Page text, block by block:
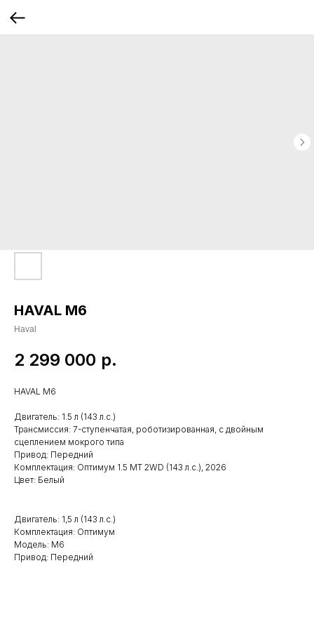
HAVAL М6
Haval
2 299 000 р.
HAVAL M6
Двигатель: 1.5 л (143 л.с.)
Трансмиссия: 7-ступенчатая, роботизированная, с двойным
сцеплением мокрого типа
Привод: Передний
Комплектация: Оптимум 1.5 MT 2WD (143 л.с.), 2026
Цвет: Белый
Двигатель: 1,5 л (143 л.с.)
Комплектация: Оптимум
Модель: М6
Привод: Передний